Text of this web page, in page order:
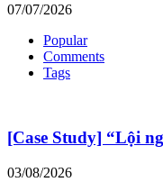
07/07/2026
Popular
Comments
Tags
[Case Study] “Lội
03/08/2026